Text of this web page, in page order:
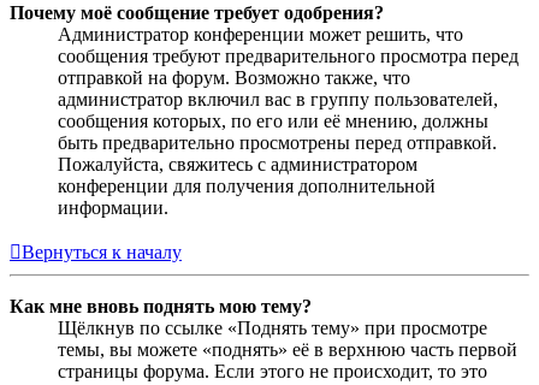
Почему моё сообщение требует одобрения?
Администратор конференции может решить, что
сообщения требуют предварительного просмотра перед
отправкой на форум. Возможно также, что
администратор включил вас в группу пользователей,
сообщения которых, по его или её мнению, должны
быть предварительно просмотрены перед отправкой.
Пожалуйста, свяжитесь с администратором
конференции для получения дополнительной
информации.
Вернуться к началу
Как мне вновь поднять мою тему?
Щёлкнув по ссылке «Поднять тему» при просмотре
темы, вы можете «поднять» её в верхнюю часть первой
страницы форума. Если этого не происходит, то это